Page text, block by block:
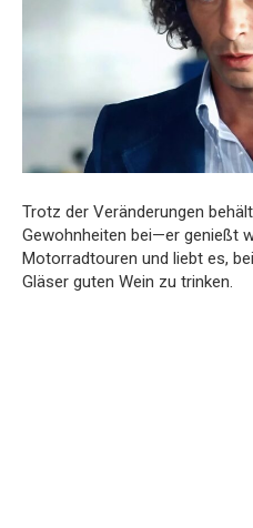
Trotz der Veränderungen
Gewohnheiten bei—er genießt
Motorradtouren und liebt es,
Gläser guten Wein zu trinken.